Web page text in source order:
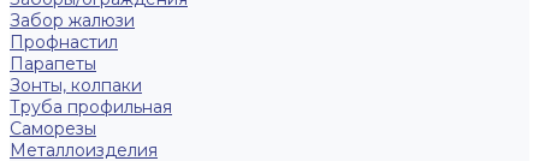
Забор жалюзи
Профнастил
Парапеты
Зонты, колпаки
Труба профильная
Саморезы
Металлоизделия